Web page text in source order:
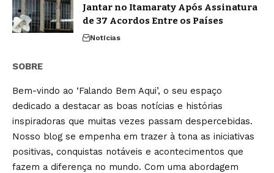
Jantar no Itamaraty Após Assinatura
de 37 Acordos Entre os Países
Notícias
SOBRE
Bem-vindo ao ‘Falando Bem Aqui’, o seu espaço
dedicado a destacar as boas notícias e histórias
inspiradoras que muitas vezes passam despercebidas.
Nosso blog se empenha em trazer à tona as iniciativas
positivas, conquistas notáveis e acontecimentos que
fazem a diferença no mundo. Com uma abordagem